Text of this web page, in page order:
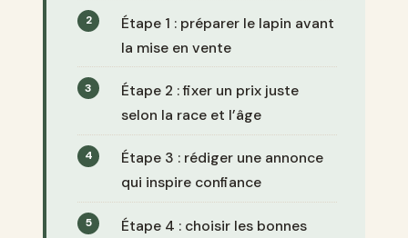
Étape 1 : préparer le lapin avant
la mise en vente
Étape 2 : fixer un prix juste
selon la race et l’âge
Étape 3 : rédiger une annonce
qui inspire confiance
Étape 4 : choisir les bonnes